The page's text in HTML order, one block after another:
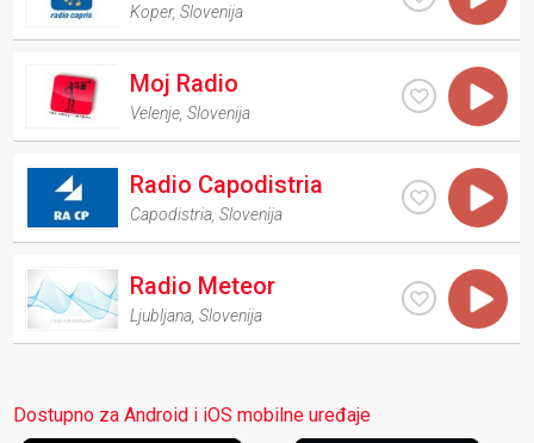
Koper,Slovenija
Moj Radio
Velenje ,Slovenija
Radio Capodistria
Capodistria ,Slovenija
Radio Meteor
Ljubljana ,Slovenija
Dostupno za Android i iOS mobilne uređaje